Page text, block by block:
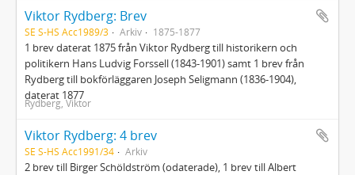
Viktor Rydberg: Brev
SE S-HS Acc1989/3 Arkiv 1875-1877
1 brev daterat 1875 från Viktor Rydberg till historikern och
politikern Hans Ludvig Forssell (1843-1901) samt 1 brev från
Rydberg till bokförläggaren Joseph Seligmann (1836-1904),
daterat 1877
Rydberg, Viktor
Viktor Rydberg: 4 brev
SE S-HS Acc1991/34 Arkiv
2 brev till Birger Schöldström (odaterade), 1 brev till Albert